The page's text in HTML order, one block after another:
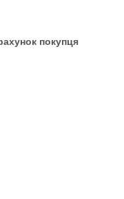
покупця